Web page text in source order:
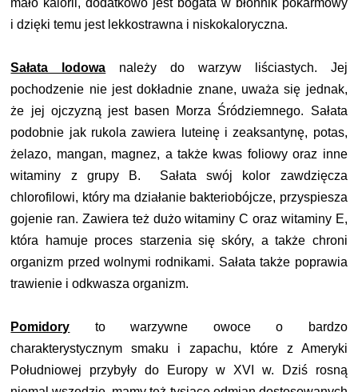
i dzięki temu jest lekkostrawna i niskokaloryczna.
Sałata lodowa należy do warzyw liściastych. Jej
pochodzenie nie jest dokładnie znane, uważa się jednak,
że jej ojczyzną jest basen Morza Śródziemnego. Sałata
podobnie jak rukola zawiera luteinę i zeaksantynę, potas,
żelazo, mangan, magnez, a także kwas foliowy oraz inne
witaminy z grupy B. Sałata swój kolor zawdzięcza
chlorofilowi, który ma działanie bakteriobójcze, przyspiesza
gojenie ran. Zawiera też dużo witaminy C oraz witaminy E,
która
hamuje proces starzenia się skóry, a także chroni
organizm przed wolnymi rodnikami. Sałata także poprawia
trawienie i odkwasza organizm.
Pomidory to warzywne owoce o bardzo
charakterystycznym smaku i zapachu, które z Ameryki
Południowej przybyły do Europy w XVI w. Dziś rosną